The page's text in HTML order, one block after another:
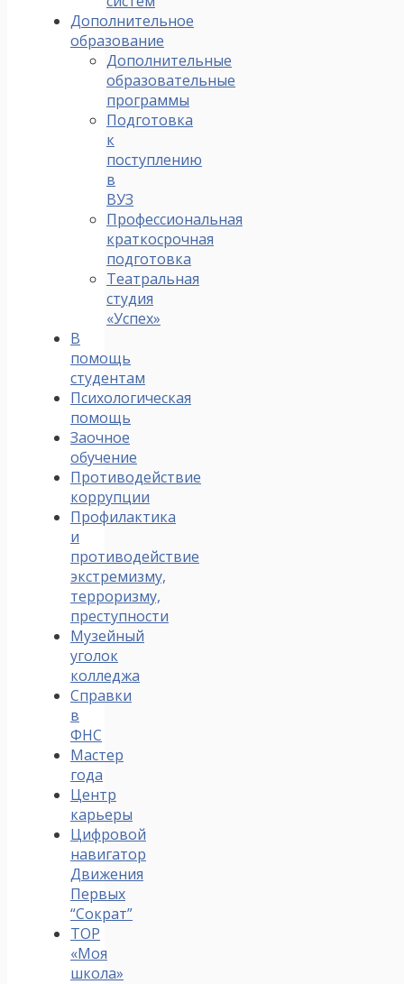
Дополнительное
образование
Дополнительные
образовательные
программы
Подготовка
к
поступлению
в
ВУЗ
Профессиональная
краткосрочная
подготовка
Театральная
студия
«Успех»
В
помощь
студентам
Психологическая
помощь
Заочное
обучение
Противодействие
коррупции
Профилактика
и
противодействие
экстремизму,
терроризму,
преступности
Музейный
уголок
колледжа
Справки
в
ФНС
Мастер
года
Центр
карьеры
Цифровой
навигатор
Движения
Первых
“Сократ”
ТОР
«Моя
школа»